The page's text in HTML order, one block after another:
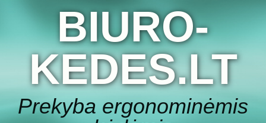
BIURO-
KEDES.LT
Prekyba ergonominėmis